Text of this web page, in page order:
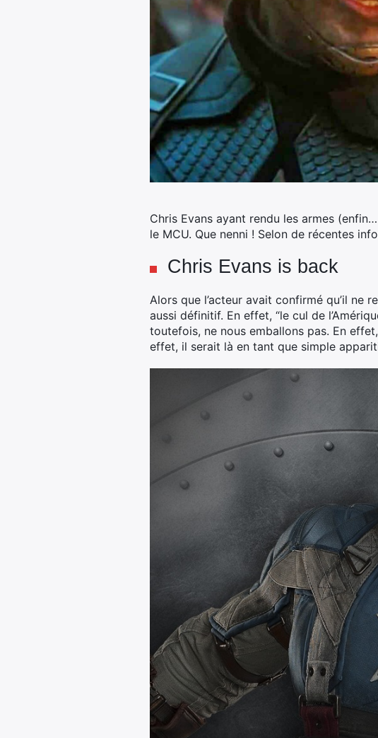
Chris Evans ayant rendu les armes
le MCU. Que nenni ! Selon de récentes
Chris Evans is back
Alors que l’acteur avait confirmé qu’il ne
aussi définitif. En effet, “le cul de
toutefois, ne nous emballons pas. En
effet, il serait là en tant que simple